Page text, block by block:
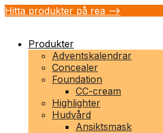
Hitta produkter på rea -->
Produkter
Adventskalendrar
Concealer
Foundation
CC-cream
Highlighter
Hudvård
Ansiktsmask